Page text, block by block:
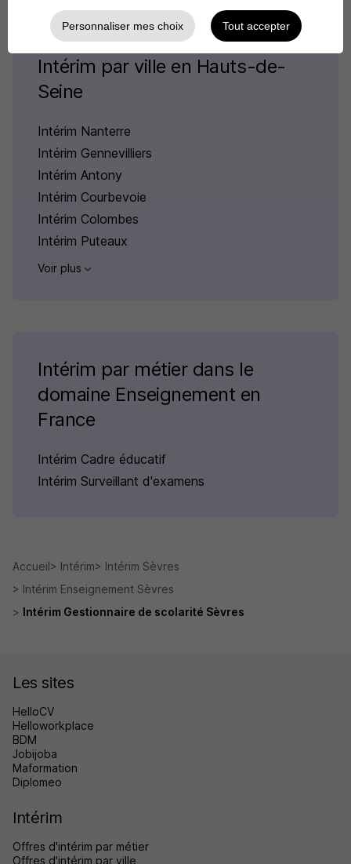
Intérim par ville en Hauts-de-
Seine
Intérim Nanterre
Intérim Gennevilliers
Intérim Antony
Intérim Courbevoie
Intérim Colombes
Intérim Puteaux
Voir plus
Intérim par métier dans le
domaine Enseignement en
France
Intérim Cadre éducatif
Intérim Surveillant d'examens
Accueil Intérim
Intérim Sèvres
Intérim Enseignement Sèvres
Intérim Gestionnaire de scolarité Sèvres
Les sites
HelloCV
Helloworkplace
BDM
Jobijoba
Maformation
Diplomeo
Intérim
Offres d'intérim par métier
Offres d'intérim par ville
Personnaliser mes choix Tout accepter